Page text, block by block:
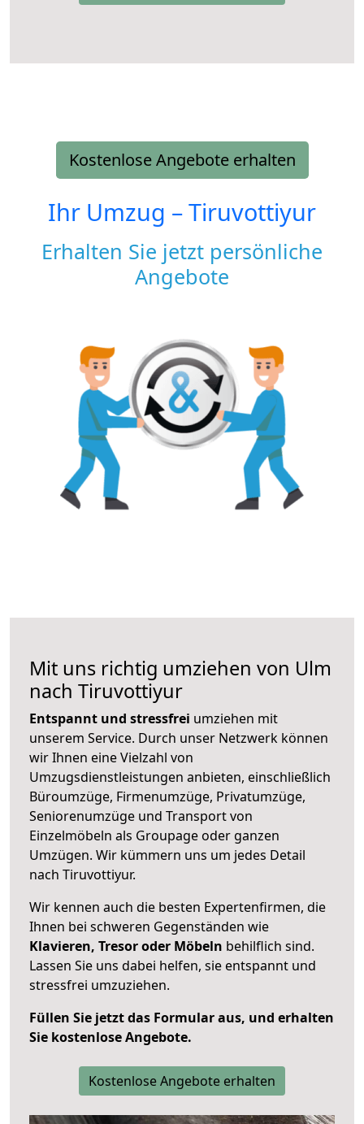
Kostenlose Angebote erhalten
Ihr Umzug –Tiruvottiyur
Erhalten Sie jetzt persönliche
Angebote
Mit uns richtig umziehen von Ulm
nach Tiruvottiyur
Entspannt und stressfrei umziehen mit
unserem Service. Durch unser Netzwerk können
wir Ihnen eine Vielzahl von
Umzugsdienstleistungen anbieten, einschließlich
Büroumzüge, Firmenumzüge, Privatumzüge,
Seniorenumzüge und Transport von
Einzelmöbeln als Groupage oder ganzen
Umzügen. Wir kümmern uns um jedes Detail
nach Tiruvottiyur.
Wir kennen auch die besten Expertenfirmen, die
Ihnen bei schweren Gegenständen wie
Klavieren, Tresor oder Möbeln behilflich sind.
Lassen Sie uns dabei helfen, sie entspannt und
stressfrei umzuziehen.
Füllen Sie jetzt das Formular aus, und erhalten
Sie kostenlose Angebote.
Kostenlose Angebote erhalten